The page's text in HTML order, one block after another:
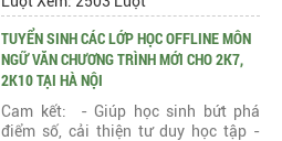
TUYỂN SINH CÁC LỚP HỌC OFFLINE MÔN
NGỮ VĂN CHƯƠNG TRÌNH MỚI CHO 2K7,
2K10 TẠI HÀ NỘI
Cam kết: - Giúp học sinh bứt phá
điểm số, cải thiện tư duy học tập -